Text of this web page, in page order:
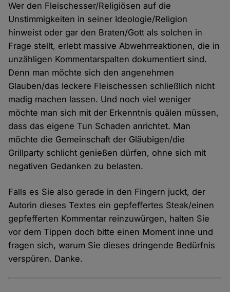
Wer den Fleischesser/Religiösen auf die
Unstimmigkeiten in seiner Ideologie/Religion
hinweist oder gar den Braten/Gott als solchen in
Frage stellt, erlebt massive Abwehrreaktionen, die in
unzähligen Kommentarspalten dokumentiert sind.
Denn man möchte sich den angenehmen
Glauben/das leckere Fleischessen schließlich nicht
madig machen lassen. Und noch viel weniger
möchte man sich mit der Erkenntnis quälen müssen,
dass das eigene Tun Schaden anrichtet. Man
möchte die Gemeinschaft der Gläubigen/die
Grillparty schlicht genießen dürfen, ohne sich mit
negativen Gedanken zu belasten.
Falls es Sie also gerade in den Fingern juckt, der
Autorin dieses Textes ein gepfeffertes Steak/einen
gepfefferten Kommentar reinzuwürgen, halten Sie
vor dem Tippen doch bitte einen Moment inne und
fragen sich, warum Sie dieses dringende Bedürfnis
verspüren. Danke.